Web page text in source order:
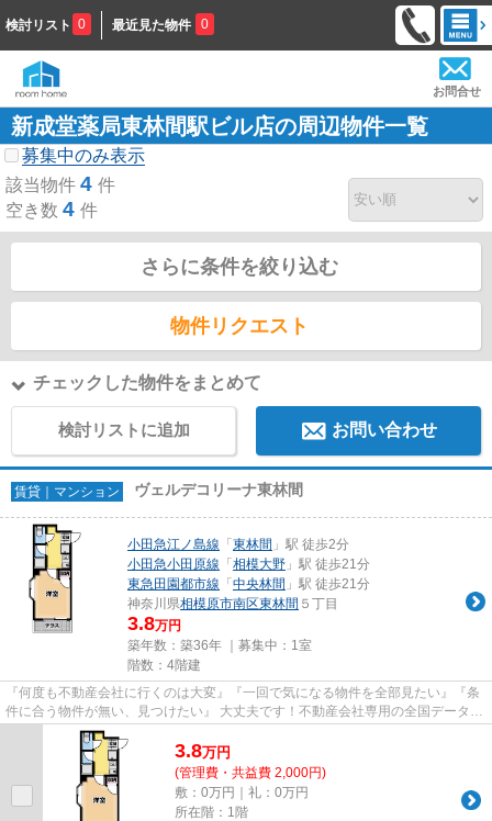
検討リスト 0 最近見た物件 0
お問合せ
新成堂薬局東林間駅ビル店の周辺物件一覧
募集中のみ表示
該当物件 4 件
空き数 4 件
さらに条件を絞り込む
物件リクエスト
チェックした物件をまとめて
検討リストに追加 お問い合わせ
賃貸｜マンション ヴェルデコリーナ東林間
小田急江ノ島線 「 東林間 」駅 徒歩2分
小田急小田原線 「 相模大野 」駅 徒歩21分
東急田園都市線 「 中央林間 」駅 徒歩21分
神奈川県相模原市南区東林間 ５丁目
3.8万円
築年数：築36年 ｜募集中： 1室
階数：4階建
『何度も不動産会社に行くのは大変』『一回で気になる物件を全部見たい』『条
件に合う物件が無い、見つけたい』 大丈夫です！不動産会社専用の全国データベ
ースを利用して、エリアを問...
3.8万円
(管理費・共益費 2,000円)
敷：0万円｜礼：0万円
所在階：1階